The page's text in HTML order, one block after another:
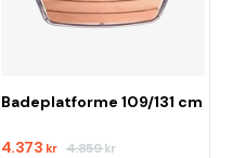
Badeplatforme 109/131 cm
4.373 kr 4.859kr